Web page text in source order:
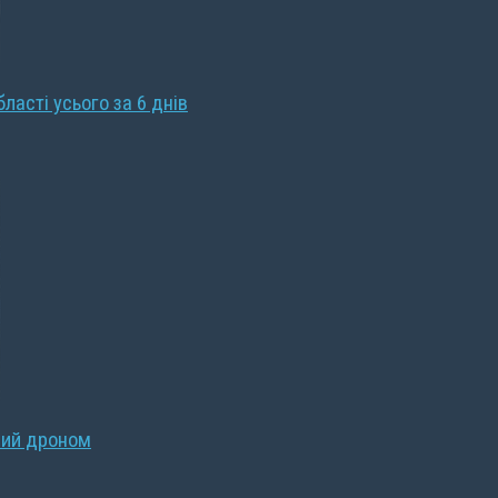
усього за 6 днів
дроном